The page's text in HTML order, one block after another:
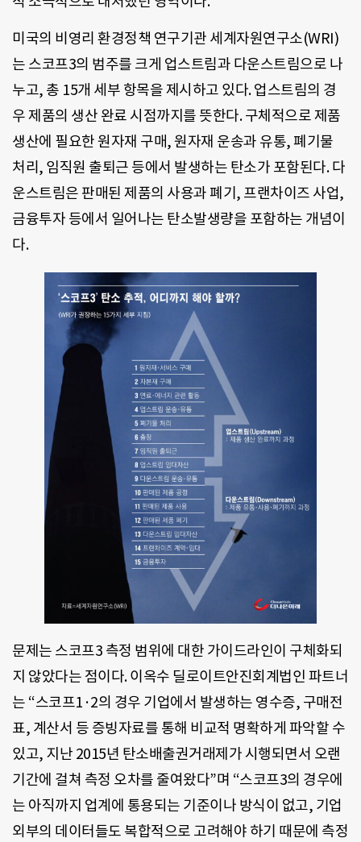
미국의 비영리 환경정책 연구기관 세계자원연구소(WRI)
는 스코프3의 범주를 크게 업스트림과 다운스트림으로 나
누고, 총 15개 세부 항목을 제시하고 있다. 업스트림의 경
우 제품의 생산 완료 시점까지를 뜻한다. 구체적으로 제품
생산에 필요한 원자재 구매, 원자재 운송과 유통, 폐기물
처리, 임직원 출퇴근 등에서 발생하는 탄소가 포함된다. 다
운스트림은 판매된 제품의 사용과 폐기, 프랜차이즈 사업,
금융투자 등에서 일어나는 탄소발생량을 포함하는 개념이
다.
문제는 스코프3 측정 범위에 대한 가이드라인이 구체화되
지 않았다는 점이다. 이옥수 딜로이트안진회계법인 파트너
는 “스코프1·2의 경우 기업에서 발생하는 영수증, 구매전
표, 계산서 등 증빙자료를 통해 비교적 명확하게 파악할 수
있고, 지난 2015년 탄소배출권거래제가 시행되면서 오랜
기간에 걸쳐 측정 오차를 줄여왔다”며 “스코프3의 경우에
는 아직까지 업계에 통용되는 기준이나 방식이 없고, 기업
외부의 데이터들도 복합적으로 고려해야 하기 때문에 측정